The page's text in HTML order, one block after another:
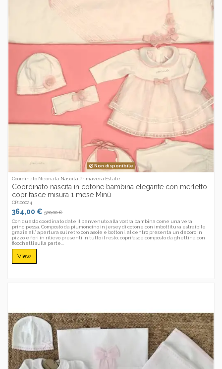
Non disponibile
Coordinato Neonata Nascita Primavera Estate
Coordinato nascita in cotone bambina elegante con merletto
coprifasce misura 1 mese Minù
CR100024
364,00 €520,00 €
Con questo coordinato date il benvenuto alla vostra bambina come una vera
principessa. Composto da piumoncino in jersey di cotone con imbottitura estraibile
grazie all' apertura sul retro con asole e bottoni, al centro presenta un decoro in
pizzo e fiori in rilievo presenti in tutto il resto; coprifasce composto da ghettina con
fiocchetti sulla parte...
View